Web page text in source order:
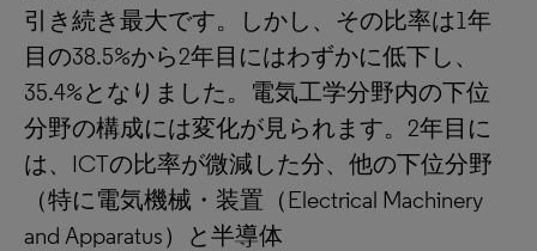
引き続き最大です。しかし、その比率は1年
目の38.5%から2年目にはわずかに低下し、
35.4%となりました。電気工学分野内の下位
分野の構成には変化が見られます。2年目に
は、ICTの比率が微減した分、他の下位分野
（特に電気機械・装置（Electrical Machinery
and Apparatus）と半導体